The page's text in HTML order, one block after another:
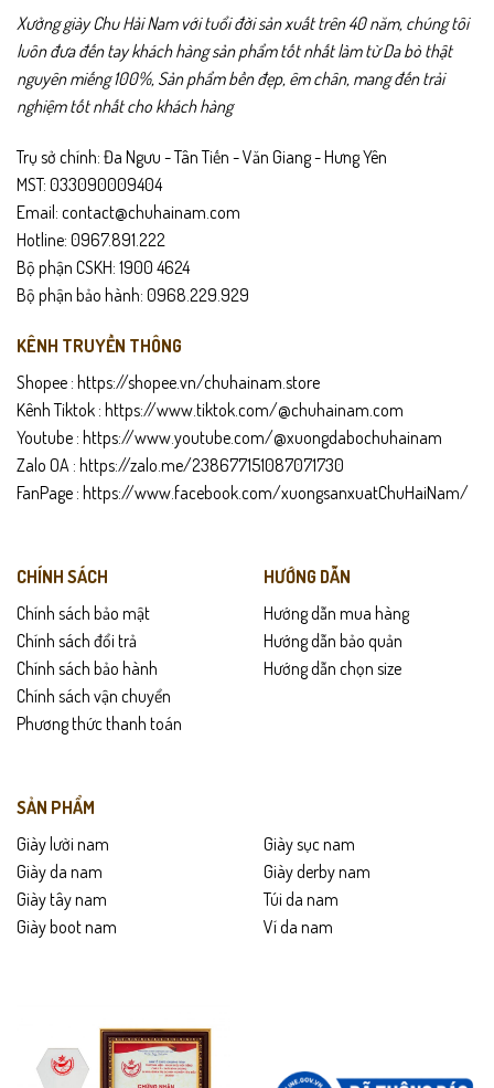
Xưởng giày Chu Hải Nam với tuổi đời sản xuất trên 40 năm, chúng tôi
luôn đưa đến tay khách hàng sản phẩm tốt nhất làm từ Da bò thật
nguyên miếng 100%, Sản phẩm bền đẹp, êm chân, mang đến trải
nghiệm tốt nhất cho khách hàng
Trụ sở chính: Đa Ngưu - Tân Tiến - Văn Giang - Hưng Yên
MST: 033090009404
Email: contact@chuhainam.com
Hotline: 0967.891.222
Bộ phận CSKH: 1900 4624
Bộ phận bảo hành: 0968.229.929
KÊNH TRUYỀN THÔNG
Shopee : https://shopee.vn/chuhainam.store
Kênh Tiktok : https://www.tiktok.com/@chuhainam.com
Youtube : https://www.youtube.com/@xuongdabochuhainam
Zalo OA : https://zalo.me/238677151087071730
FanPage : https://www.facebook.com/xuongsanxuatChuHaiNam/
CHÍNH SÁCH
Chính sách bảo mật
Chính sách đổi trả
Chính sách bảo hành
Chính sách vận chuyển
Phương thức thanh toán
HƯỚNG DẪN
Hướng dẫn mua hàng
Hướng dẫn bảo quản
Hướng dẫn chọn size
SẢN PHẨM
Giày lười nam
Giày da nam
Giày tây nam
Giày boot nam
Giày sục nam
Giày derby nam
Túi da nam
Ví da nam